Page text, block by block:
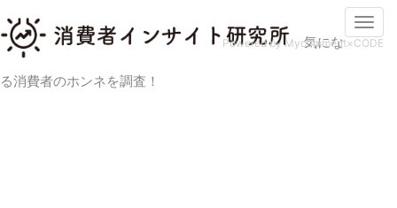
気にな
る消費者のホンネを調査！
Powered by Mycomment×CODE